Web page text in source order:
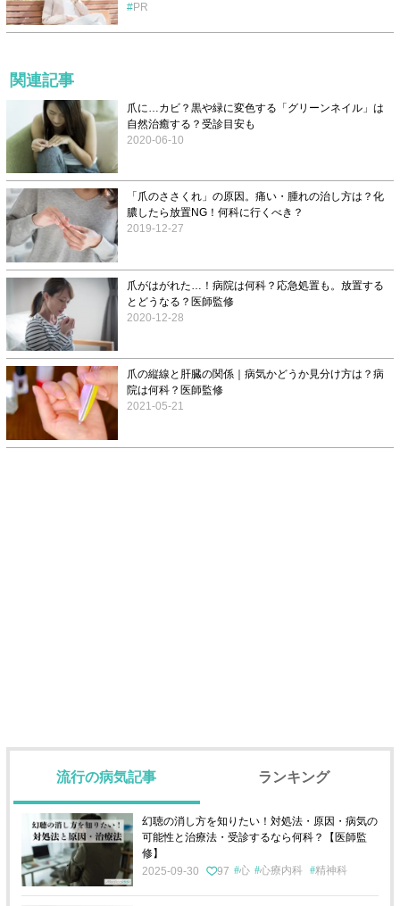
PR
関連記事
爪に…カビ？黒や緑に変色する「グリーンネイル」は
自然治癒する？受診目安も
2020-06-10
「爪のささくれ」の原因。痛い・腫れの治し方は？化
膿したら放置NG！何科に行くべき？
2019-12-27
爪がはがれた…！病院は何科？応急処置も。放置する
とどうなる？医師監修
2020-12-28
爪の縦線と肝臓の関係｜病気かどうか見分け方は？病
院は何科？医師監修
2021-05-21
流行の病気記事 ランキング
幻聴の消し方を知りたい！対処法・原因・病気の
可能性と治療法・受診するなら何科？【医師監
修】
2025-09-30
97 心 心療内科 精神科